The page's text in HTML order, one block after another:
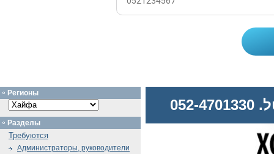
Регионы
Разделы
Требуются
Администраторы, руководители